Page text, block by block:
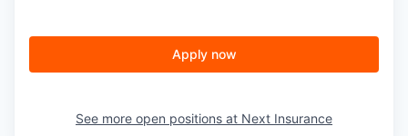
Apply now
See more open positions at Next Insurance